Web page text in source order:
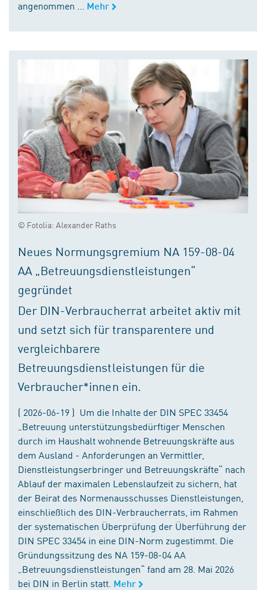
angenommen ...
Mehr
© Fotolia: Alexander Raths
Neues Normungsgremium NA 159-08-04
AA „Betreuungsdienstleistungen“
gegründet
Der DIN-Verbraucherrat arbeitet aktiv mit
und setzt sich für transparentere und
vergleichbarere
Betreuungsdienstleistungen für die
Verbraucher*innen ein.
( 2026-06-19 ) Um die Inhalte der DIN SPEC 33454
„Betreuung unterstützungsbedürftiger Menschen
durch im Haushalt wohnende Betreuungskräfte aus
dem Ausland - Anforderungen an Vermittler,
Dienstleistungserbringer und Betreuungskräfte“ nach
Ablauf der maximalen Lebenslaufzeit zu sichern, hat
der Beirat des Normenausschusses Dienstleistungen,
einschließlich des DIN-Verbraucherrats, im Rahmen
der systematischen Überprüfung der Überführung der
DIN SPEC 33454 in eine DIN-Norm zugestimmt. Die
Gründungssitzung des NA 159-08-04 AA
„Betreuungsdienstleistungen“ fand am 28. Mai 2026
bei DIN in Berlin statt. Mehr